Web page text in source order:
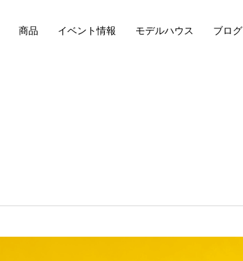
商品 イベント情報 モデルハウス ブログ